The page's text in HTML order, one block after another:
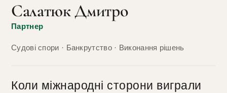
Салатюк Дмитро
Партнер
Судові спори · Банкрутство · Виконання рішень
Коли міжнародні сторони виграли